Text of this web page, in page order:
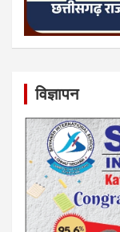
विज्ञापन